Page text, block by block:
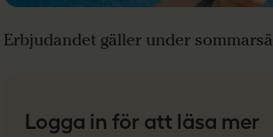
Erbjudandet gäller under
Logga in för att läsa mer